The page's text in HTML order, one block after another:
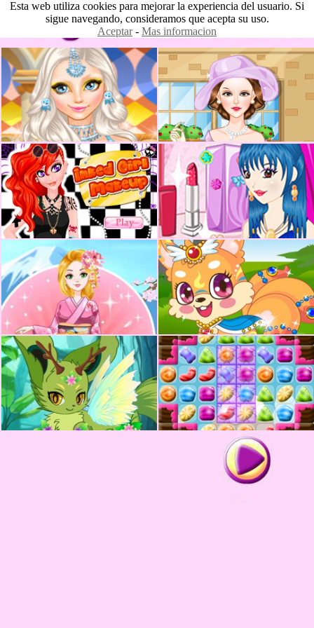
Esta web utiliza cookies para mejorar la experiencia del usuario. Si
sigue navegando, consideramos que acepta su uso.
Aceptar- Mas informacion